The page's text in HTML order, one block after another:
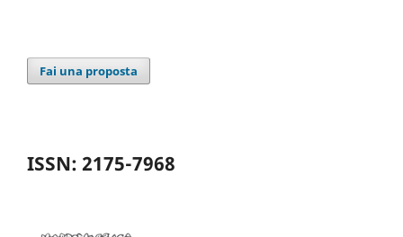
Fai una proposta
ISSN: 2175-7968